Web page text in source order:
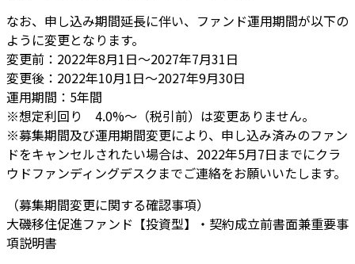
なお、申し込み期間延長に伴い、ファンド運用期間が以下の
ように変更となります。
変更前：2022年8月1日～2027年7月31日
変更後：2022年10月1日～2027年9月30日
運用期間：5年間
※想定利回り 4.0%〜（税引前）は変更ありません。
※募集期間及び運用期間変更により、申し込み済みのファン
ドをキャンセルされたい場合は、2022年5月7日までにクラ
ウドファンディングデスクまでご連絡をお願いいたします。
（募集期間変更に関する確認事項）
大磯移住促進ファンド【投資型】・契約成立前書面兼重要事
項説明書